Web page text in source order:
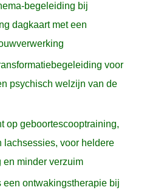
begeleiding bij
dagkaart met een
voor
psychisch welzijn van de
op geboortescooptraining,
voor heldere
en minder verzuim
een ontwakingstherapie bij